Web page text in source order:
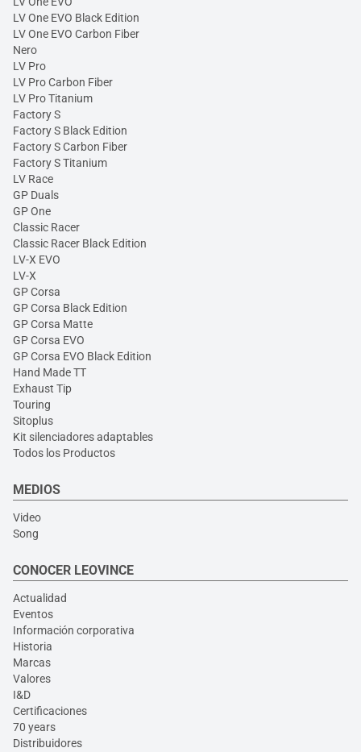
LV One EVO Black Edition
LV One EVO Carbon Fiber
Nero
LV Pro
LV Pro Carbon Fiber
LV Pro Titanium
Factory S
Factory S Black Edition
Factory S Carbon Fiber
Factory S Titanium
LV Race
GP Duals
GP One
Classic Racer
Classic Racer Black Edition
LV-X EVO
LV-X
GP Corsa
GP Corsa Black Edition
GP Corsa Matte
GP Corsa EVO
GP Corsa EVO Black Edition
Hand Made TT
Exhaust Tip
Touring
Sitoplus
Kit silenciadores adaptables
Todos los Productos
MEDIOS
Video
Song
CONOCER LEOVINCE
Actualidad
Eventos
Información corporativa
Historia
Marcas
Valores
I&D
Certificaciones
70 years
Distribuidores